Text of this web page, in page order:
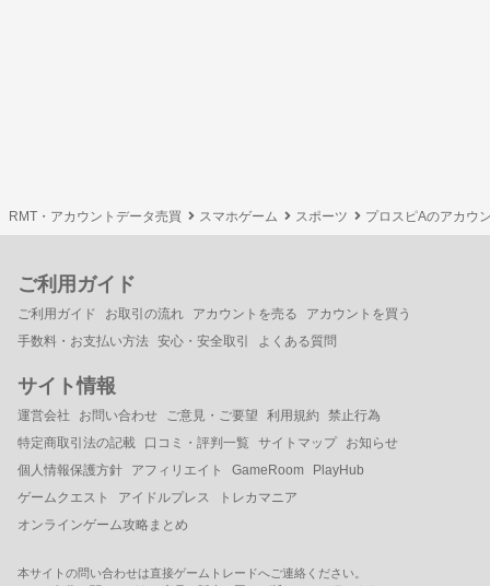
RMT・アカウントデータ売買 スマホゲーム スポーツ プロスピAのアカウ
ご利用ガイド
ご利用ガイド お取引の流れ アカウントを売る
アカウントを買う
手数料・お支払い方法 安心・安全取引 よくある質問
サイト情報
運営会社 お問い合わせ ご意見・ご要望 利用規約
禁止行為
特定商取引法の記載
口コミ・評判一覧 サイトマップ
お知らせ
個人情報保護方針
アフィリエイト GameRoom
PlayHub
ゲームクエスト
アイドルプレス
トレカマニア
オンラインゲーム攻略まとめ
本サイトの問い合わせは直接ゲームトレードへご連絡ください。